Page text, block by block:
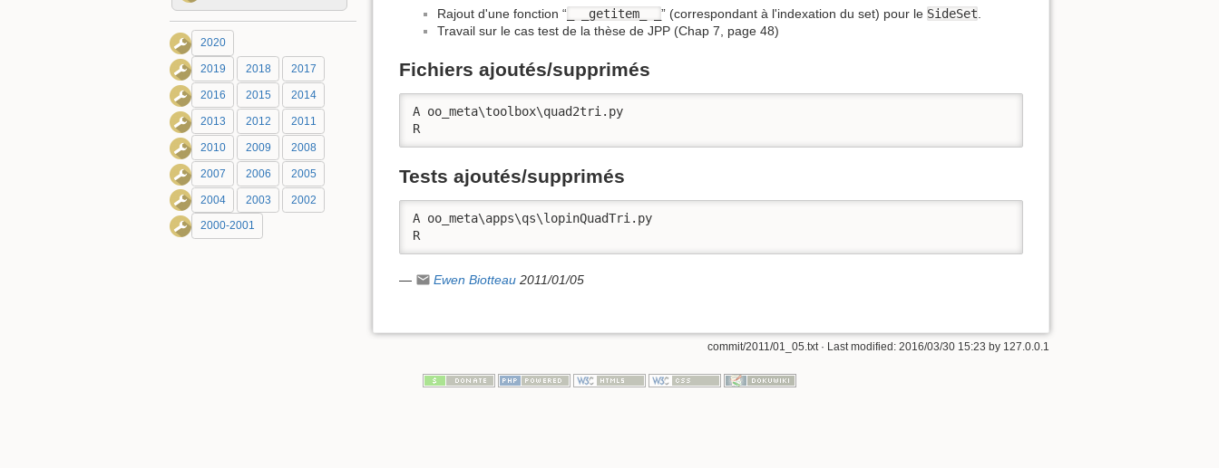
2020
2019 2018 2017
2016 2015 2014
2013 2012 2011
2010 2009 2008
2007 2006 2005
2004 2003 2002
2000-2001
Rajout d'une fonction “ _ _getitem_ _ ” (correspondant à l'indexation du set) pour le SideSet.
Travail sur le cas test de la thèse de JPP (Chap 7, page 48)
Fichiers ajoutés/supprimés
A oo_meta\toolbox\quad2tri.py
R
Tests ajoutés/supprimés
A oo_meta\apps\qs\lopinQuadTri.py
R
— Ewen Biotteau2011/01/05
commit/2011/01_05.txt· Last modified: 2016/03/30 15:23 by 127.0.0.1